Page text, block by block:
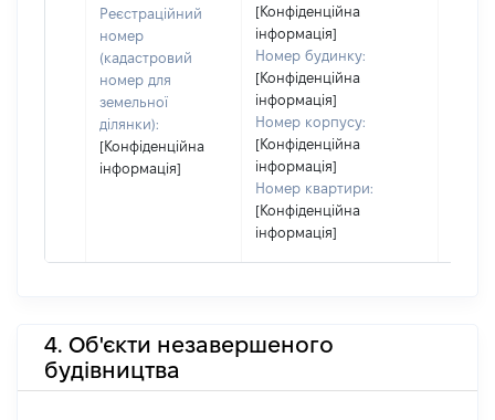
Реєстраційний
номер
(кадастровий
номер для
земельної
ділянки):
[Конфіденційна
інформація]
[Конфіденційна
інформація]
Номер будинку:
[Конфіденційна
інформація]
Номер корпусу:
[Конфіденційна
інформація]
Номер квартири:
[Конфіденційна
інформація]
4. Об'єкти незавершеного
будівництва